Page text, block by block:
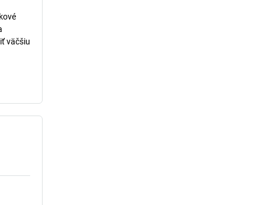
väčšiu